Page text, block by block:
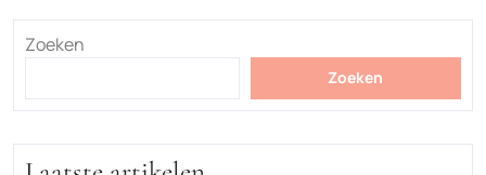
Zoeken
Zoeken